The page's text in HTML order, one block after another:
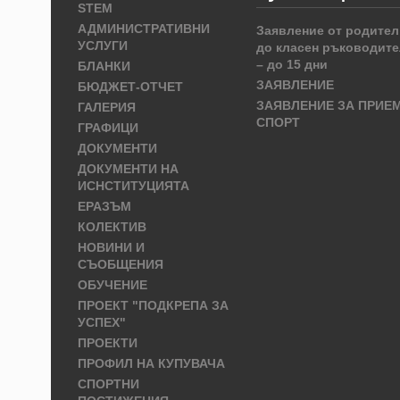
STEM
АДМИНИСТРАТИВНИ
УСЛУГИ
БЛАНКИ
БЮДЖЕТ-ОТЧЕТ
ГАЛЕРИЯ
ГРАФИЦИ
ДОКУМЕНТИ
ДОКУМЕНТИ НА
ИСНСТИТУЦИЯТА
ЕРАЗЪМ
КОЛЕКТИВ
НОВИНИ И
СЪОБЩЕНИЯ
ОБУЧЕНИЕ
ПРОЕКТ "ПОДКРЕПА ЗА
УСПЕХ"
ПРОЕКТИ
ПРОФИЛ НА КУПУВАЧА
СПОРТНИ
Заявление от родител
до класен
– до 15 дни
ЗАЯВЛЕНИЕ
ЗАЯВЛЕНИЕ ЗА
СПОРТ